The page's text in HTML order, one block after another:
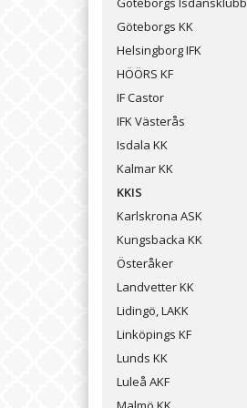
Göteborgs KK
Helsingborg IFK
HÖÖRS KF
IF Castor
IFK Västerås
Isdala KK
Kalmar KK
KKIS
Karlskrona ASK
Kungsbacka KK
Österåker
Landvetter KK
Lidingö, LAKK
Linköpings KF
Lunds KK
Luleå AKF